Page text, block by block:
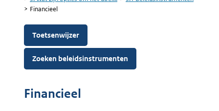
Financieel
Toetsenwijzer
Zoeken beleidsinstrumenten
Financieel